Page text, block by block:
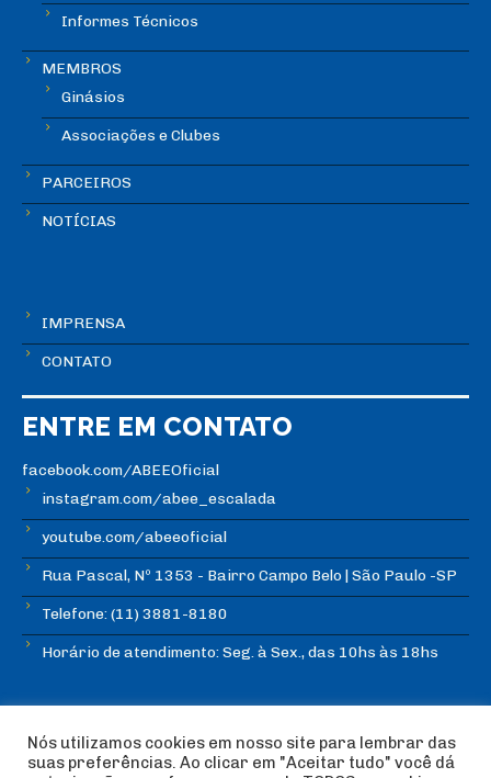
Informes Técnicos
MEMBROS
Ginásios
Associações e Clubes
PARCEIROS
NOTÍCIAS
IMPRENSA
CONTATO
ENTRE EM CONTATO
facebook.com/ABEEOficial
instagram.com/abee_escalada
youtube.com/abeeoficial
Rua Pascal, Nº 1353 - Bairro Campo Belo | São Paulo -SP
Telefone: (11) 3881-8180
Horário de atendimento: Seg. à Sex., das 10hs às 18hs
Nós utilizamos cookies em nosso site para lembrar das
suas preferências. Ao clicar em "Aceitar tudo" você dá